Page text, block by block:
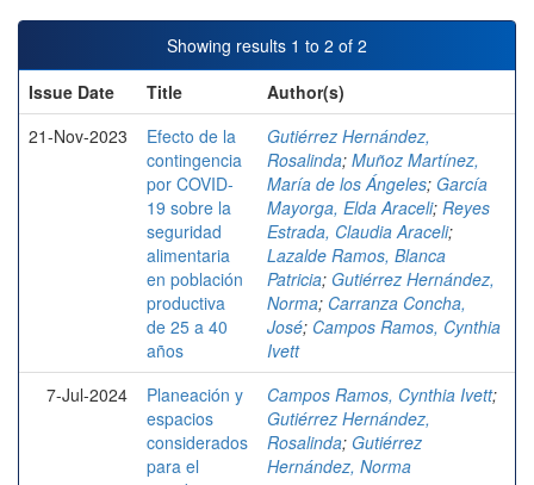
Showing results 1 to 2 of 2
Issue Date
Title
Author(s)
21-Nov-2023
Efecto de la
contingencia
por COVID-
19 sobre la
seguridad
alimentaria
en población
productiva
de 25 a 40
años
Gutiérrez Hernández,
Rosalinda; Muñoz Martínez,
María de los Ángeles; García
Mayorga, Elda Araceli; Reyes
Estrada, Claudia Araceli;
Lazalde Ramos, Blanca
Patricia; Gutiérrez Hernández,
Norma; Carranza Concha,
José; Campos Ramos, Cynthia
Ivett
7-Jul-2024
Planeación y
espacios
considerados
para el
Campos Ramos, Cynthia Ivett;
Gutiérrez Hernández,
Rosalinda; Gutiérrez
Hernández, Norma